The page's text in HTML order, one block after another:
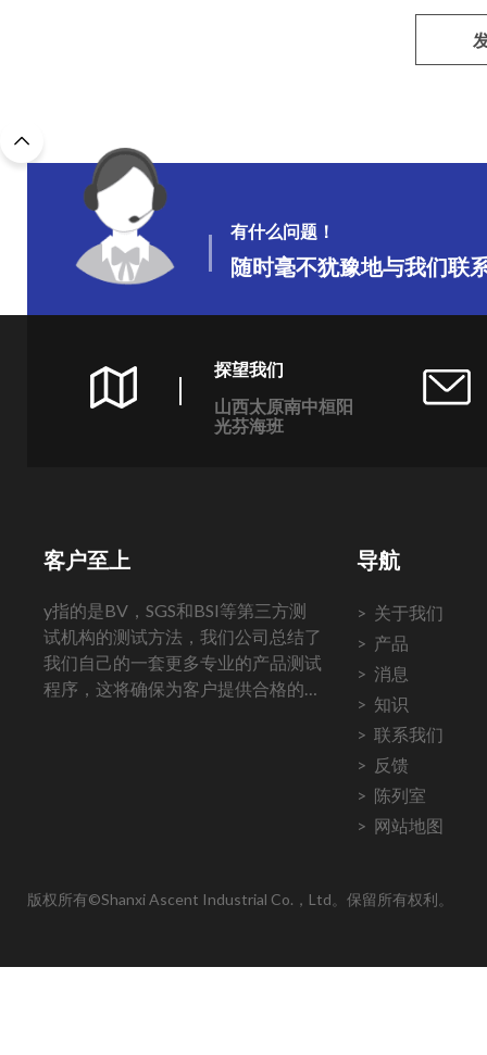
有什么问题！
随时毫不犹豫地与我们联
探望我们
山西太原南中桓阳
光芬海班
客户至上
y指的是BV，SGS和BSI等第三方测
试机构的测试方法，我们公司总结了
我们自己的一套更多专业的产品测试
程序，这将确保为客户提供合格的产
导航
关于我们
产品
消息
知识
联系我们
反馈
陈列室
网站地图
版权所有©Shanxi Ascent Industrial Co.，Ltd。保留所有权利。